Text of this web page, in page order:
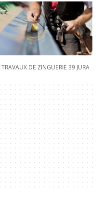
TRAVAUX DE ZINGUERIE 39 JURA